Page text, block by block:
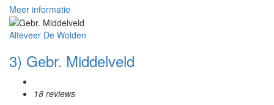
Meer informatie
Alteveer De Wolden
3) Gebr. Middelveld
18 reviews